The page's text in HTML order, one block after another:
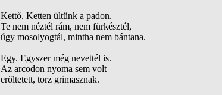
Kettő. Ketten ültünk a padon.
Te nem néztél rám, nem fürkésztél,
úgy mosolyogtál, mintha nem bántana.
Egy. Egyszer még nevettél is.
Az arcodon nyoma sem volt
erőltetett, torz grimasznak.